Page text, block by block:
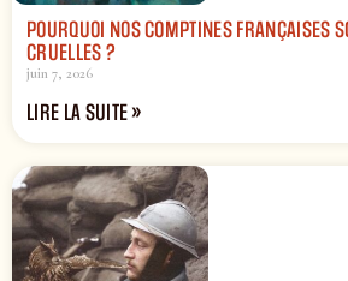
POURQUOI NOS COMPTINES FRANÇAISES
CRUELLES ?
juin 7, 2026
LIRE LA SUITE »